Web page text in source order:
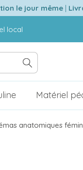
le jour même|
local
Matériel
anatomiques